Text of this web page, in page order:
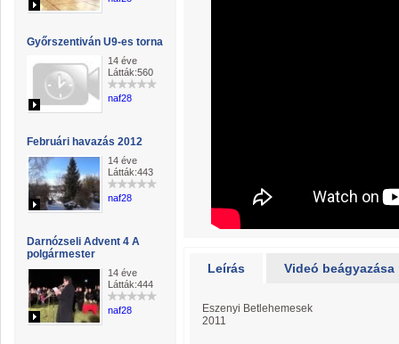
Győrszentiván U9-es torna
14 éve
Látták:560
naf28
Februári havazás 2012
14 éve
Látták:443
naf28
Darnózseli Advent 4 A
polgármester
14 éve
Látták:444
naf28
Leírás Videó beágyazása
Eszenyi Betlehemesek
2011